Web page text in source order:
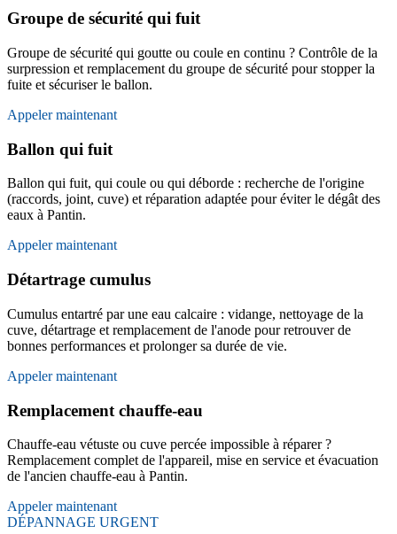
Groupe de sécurité qui fuit
Groupe de sécurité qui goutte ou coule en continu ? Contrôle de la
surpression et remplacement du groupe de sécurité pour stopper la
fuite et sécuriser le ballon.
Appeler maintenant
Ballon qui fuit
Ballon qui fuit, qui coule ou qui déborde : recherche de l'origine
(raccords, joint, cuve) et réparation adaptée pour éviter le dégât des
eaux à Pantin.
Appeler maintenant
Détartrage cumulus
Cumulus entartré par une eau calcaire : vidange, nettoyage de la
cuve, détartrage et remplacement de l'anode pour retrouver de
bonnes performances et prolonger sa durée de vie.
Appeler maintenant
Remplacement chauffe-eau
Chauffe-eau vétuste ou cuve percée impossible à réparer ?
Remplacement complet de l'appareil, mise en service et évacuation
de l'ancien chauffe-eau à Pantin.
Appeler maintenant
DÉPANNAGE URGENT